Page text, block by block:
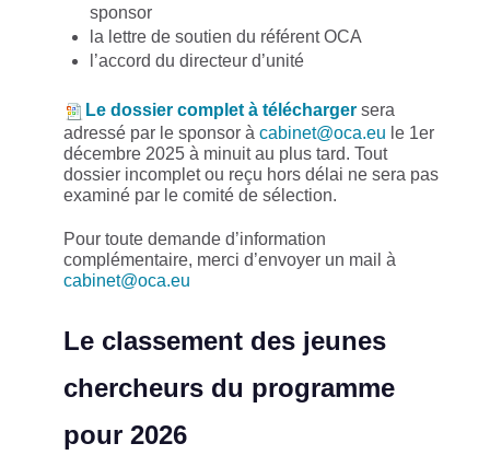
sponsor
la lettre de soutien du référent OCA
l’accord du directeur d’unité
Le dossier complet à télécharger sera
adressé par le sponsor à cabinet@oca.eu le 1er
décembre 2025 à minuit au plus tard. Tout
dossier incomplet ou reçu hors délai ne sera pas
examiné par le comité de sélection.
Pour toute demande d’information
complémentaire, merci d’envoyer un mail à
cabinet@oca.eu
Le classement des jeunes
chercheurs du programme
pour 2026